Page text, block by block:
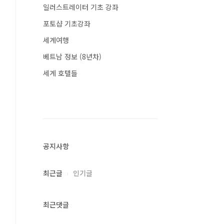
일러스트레이터 기초 강좌
포토샵 기초강좌
세계여행
베트남 정보 (8년차)
세계 호텔들
공지사항
최근글 인기글
최근댓글